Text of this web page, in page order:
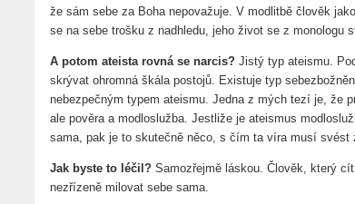
že sám sebe za Boha nepovažuje. V modlitbě člověk
se na sebe trošku z nadhledu, jeho život se z monologu
A potom ateista rovná se narcis? Jistý typ ateismu.
skrývat ohromná škála postojů. Existuje typ
nebezpečným typem ateismu. Jedna z mých tezí je, že
ale pověra a modloslužba. Jestliže je ateismus
sama, pak je to skutečně něco, s čím ta víra musí svést
Jak byste to léčil? Samozřejmě láskou. Člověk, který
nezřízeně milovat sebe sama.